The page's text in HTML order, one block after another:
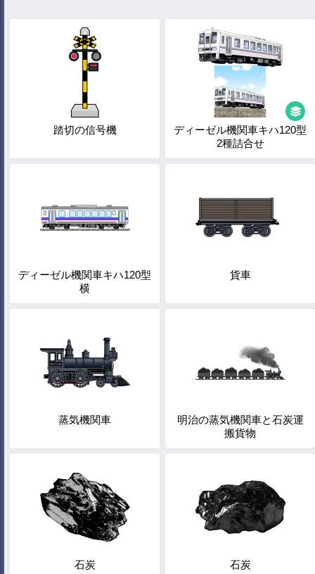
踏切の信号機
ディーゼル機関車キハ120型
2種詰合せ
ディーゼル機関車キハ120型
横
貨車
蒸気機関車
明治の蒸気機関車と石炭運
搬貨物
石炭 石炭